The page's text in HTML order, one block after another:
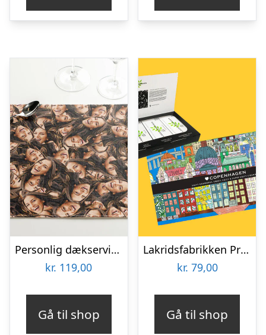
Personlig dækserviet med Billede – Multiface
kr. 119,00
Gå til shop
Lakridsfabrikken Premiumlakrids – Copenhagen
kr. 79,00
Gå til shop